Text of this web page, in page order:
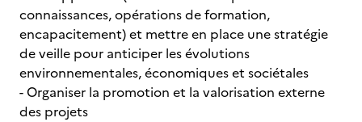
connaissances, opérations de formation,
encapacitement) et mettre en place une stratégie
de veille pour anticiper les évolutions
environnementales, économiques et sociétales
- Organiser la promotion et la valorisation externe
des projets